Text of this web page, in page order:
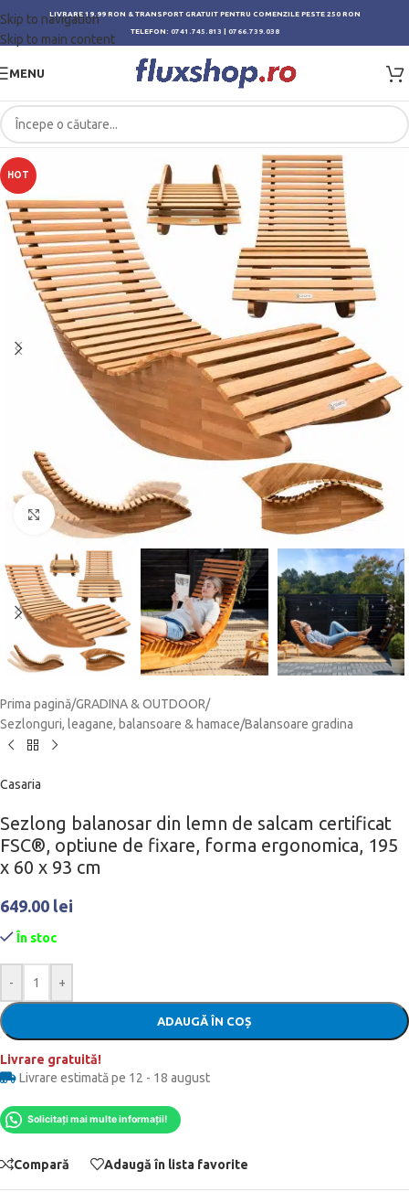
Skip to navigation
Skip to main content
LIVRARE 19.99 RON & TRANSPORT GRATUIT PENTRU COMENZILE PESTE 250 RON
TELEFON: 0741.745.813 0766.739.038
MENU
HOT
Click to enlarge
Prima pagină/GRADINA & OUTDOOR/
Sezlonguri, leagane, balansoare & hamace/Balansoare gradina
Casaria
Sezlong balanosar din lemn de salcam certificat
FSC®, optiune de fixare, forma ergonomica, 195
x 60 x 93 cm
649.00 lei
În stoc
- +
ADAUGĂ ÎN COȘ
Livrare gratuită!
Livrare estimată pe 12 - 18 august
Solicitați mai multe informații!
Compară Adaugă în lista favorite